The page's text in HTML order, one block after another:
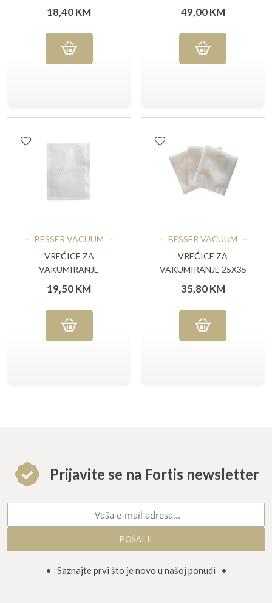
CM 90MY 100 KOM
18,40KM
CM 90MY 100 KOM
49,00KM
BESSER VACUUM
VREĆICE ZA
VAKUMIRANJE
25X35 CM, 5O KOM
19,50KM
BESSER VACUUM
VREĆICE ZA
VAKUMIRANJE 25X35
35,80KM
Prijavite se na Fortis newsletter
• Saznajte prvi što je novo u našoj ponudi •